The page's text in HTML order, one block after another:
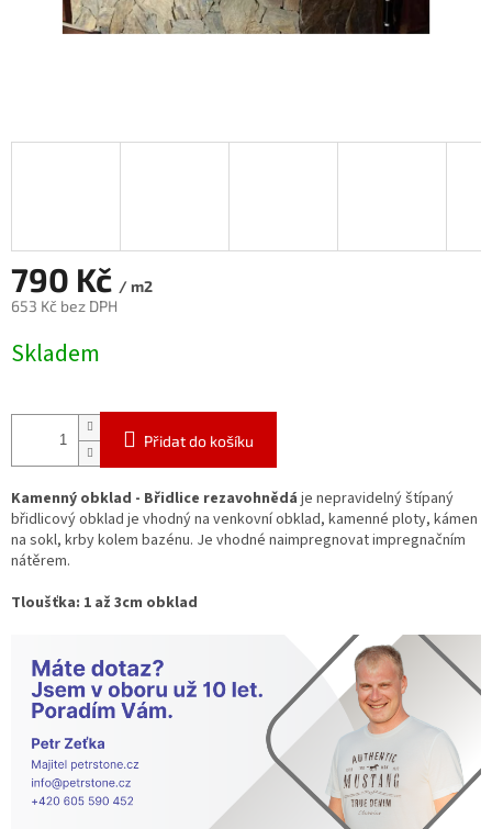
790 Kč / m2
653 Kč bez DPH
cena:
Skladem
Přidat do košíku
Kamenný obklad - Břidlice rezavohnědá je nepravidelný štípaný
břidlicový obklad je vhodný na venkovní obklad, kamenné ploty, kámen
na sokl, krby kolem bazénu. Je vhodné naimpregnovat impregnačním
nátěrem.
Tloušťka: 1 až 3cm obklad